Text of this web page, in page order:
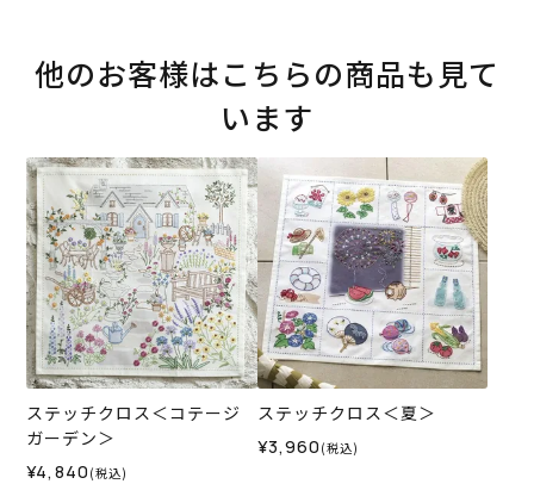
他のお客様はこちらの商品も見て
います
ステッチクロス＜コテージ
ガーデン＞
¥4,840 (税込)
ステッチクロス＜夏＞
¥3,960 (税込)